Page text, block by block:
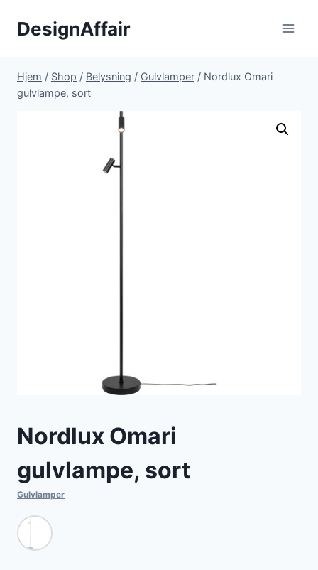
DesignAffair
Hjem / Shop / Belysning / Gulvlamper / Nordlux Omari
gulvlampe, sort
Nordlux Omari
gulvlampe, sort
Gulvlamper